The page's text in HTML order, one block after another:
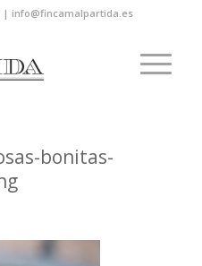
| info@fincamalpartida.es
bonitas-